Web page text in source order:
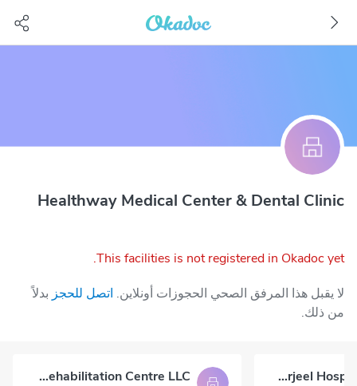
Healthway Medical Center & Dental Clinic
This facilities is not registered in Okadoc yet.
لا يقبل هذا المرفق الصحي الحجوزات أونلاين. اتصل للحجز بدلاً
من ذلك.
Perfect Balance Rehabilitation Centre LLC
Burjeel Hospital Abu Dhabi